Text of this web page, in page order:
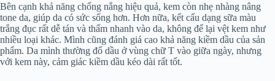
Bên cạnh khả năng chống nắng hiệu quả, kem còn nhẹ nhàng nâng
tone da, giúp da có sức sống hơn. Hơn nữa, kết cấu dạng sữa màu
trắng đục rất dễ tán và thấm nhanh vào da, không để lại vệt kem như
nhiều loại khác. Mình cũng đánh giá cao khả năng kiềm dầu của sản
phẩm. Da mình thường đổ dầu ở vùng chữ T vào giữa ngày, nhưng
với kem này, cảm giác kiềm dầu kéo dài rất tốt.